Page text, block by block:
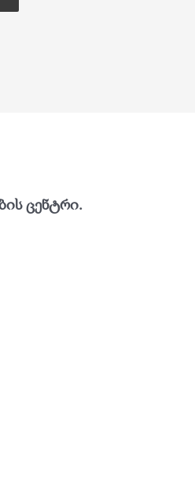
ცენტრი.